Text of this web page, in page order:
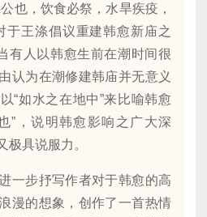
也，饮食必祭，水旱疾疫，
于王涤倡议重建韩愈新庙之
有人以韩愈生前在潮时间很
认为在潮修建韩庙并无意义
“如水之在地中”来比喻韩愈
”，说明韩愈影响之广大深
极具说服力。
步抒写作者对于韩愈的高
漫的想象，创作了一首热情